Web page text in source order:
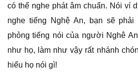
có thể nghe phát âm chuẩn. Nói ví
nghe tiếng Nghệ An, bạn sẽ
phỏng tiếng nói của người Nghê
như họ, làm như vậy rất nhánh
hiểu họ nói gì!